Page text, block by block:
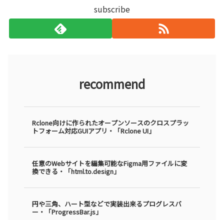
subscribe
recommend
Rclone向けに作られたオープンソースのクロスプラッ
トフォーム対応GUIアプリ・「Rclone UI」
任意のWebサイトを編集可能なFigma用ファイルに変
換できる・「html.to.design」
円や三角、ハート型などで実装出来るプログレスバ
ー・「ProgressBar.js」